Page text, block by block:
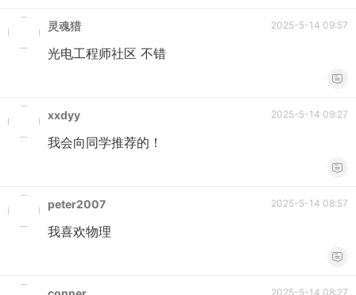
灵魂猎 2025-5-14 09:57
光电工程师社区 不错
xxdyy 2025-5-14 09:27
我会向同学推荐的！
peter2007 2025-5-14 08:57
我喜欢物理
2025-5-14 08:27